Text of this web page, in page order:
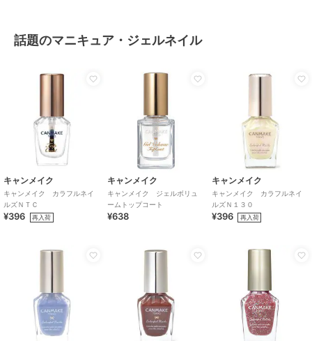
話題のマニキュア・ジェルネイル
キャンメイク
キャンメイク カラフルネイ
ルズＮＴＣ
¥396 再入荷
キャンメイク
キャンメイク ジェルボリュ
ームトップコート
¥638
キャンメイク
キャンメイク カラフルネイ
ルズＮ１３０
¥396 再入荷